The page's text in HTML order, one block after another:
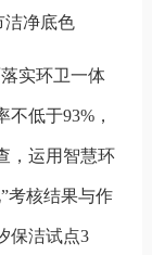
洁净底色
实环卫一体
不低于93%，
，运用智慧环
”考核结果与作
保洁试点3